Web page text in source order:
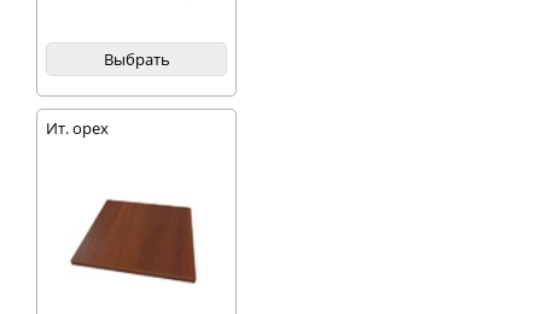
Выбрать
Ит. орех